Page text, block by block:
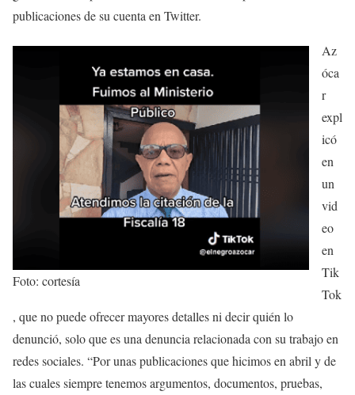
publicaciones de su cuenta en Twitter.
Foto: cortesía
Az
óca
r
expl
icó
en
un
vid
eo
en
Tik
Tok
, que no puede ofrecer mayores detalles ni decir quién lo
denunció, solo que es una denuncia relacionada con su trabajo en
redes sociales. “Por unas publicaciones que hicimos en abril y de
las cuales siempre tenemos argumentos, documentos, pruebas,